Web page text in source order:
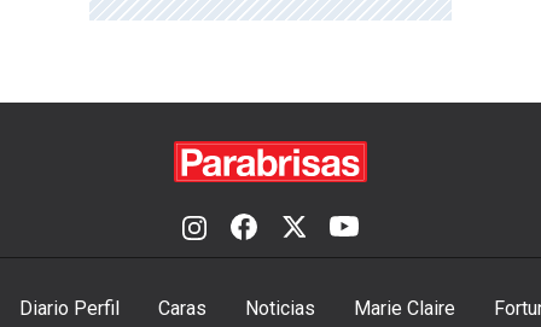
Diario Perfil Caras Noticias Marie Claire